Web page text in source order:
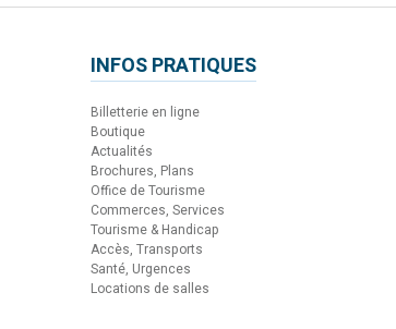
INFOS PRATIQUES
Billetterie en ligne
Boutique
Actualités
Brochures, Plans
Office de Tourisme
Commerces, Services
Tourisme & Handicap
Accès, Transports
Santé, Urgences
Locations de salles